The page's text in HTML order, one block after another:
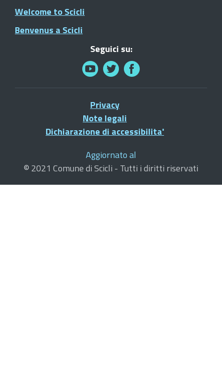
Welcome to Scicli
Benvenus a Scicli
Seguici su:
Privacy
Note legali
Dichiarazione di accessibilita'
Aggiornato al
© 2021 Comune di Scicli - Tutti i diritti riservati